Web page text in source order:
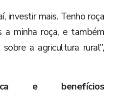
investir mais. Tenho roça
a minha roça, e também
a agricultura rural”,
e benefícios